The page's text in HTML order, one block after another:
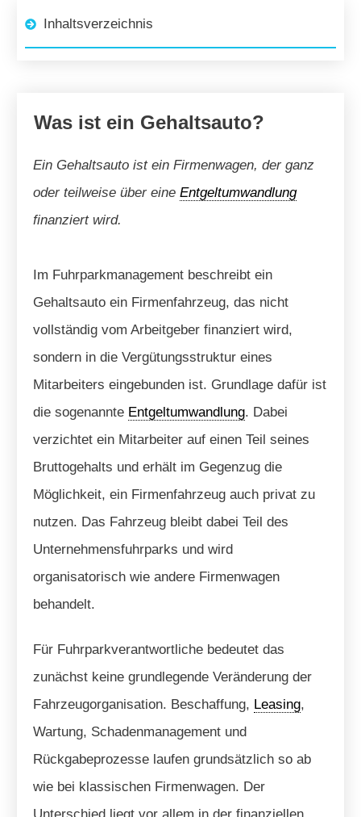
Inhaltsverzeichnis
Was ist ein Gehaltsauto?
Ein Gehaltsauto ist ein Firmenwagen, der ganz
oder teilweise über eine Entgeltumwandlung
finanziert wird.
Im Fuhrparkmanagement beschreibt ein
Gehaltsauto ein Firmenfahrzeug, das nicht
vollständig vom Arbeitgeber finanziert wird,
sondern in die Vergütungsstruktur eines
Mitarbeiters eingebunden ist. Grundlage dafür ist
die sogenannte Entgeltumwandlung. Dabei
verzichtet ein Mitarbeiter auf einen Teil seines
Bruttogehalts und erhält im Gegenzug die
Möglichkeit, ein Firmenfahrzeug auch privat zu
nutzen. Das Fahrzeug bleibt dabei Teil des
Unternehmensfuhrparks und wird
organisatorisch wie andere Firmenwagen
behandelt.
Für Fuhrparkverantwortliche bedeutet das
zunächst keine grundlegende Veränderung der
Fahrzeugorganisation. Beschaffung, Leasing,
Wartung, Schadenmanagement und
Rückgabeprozesse laufen grundsätzlich so ab
wie bei klassischen Firmenwagen. Der